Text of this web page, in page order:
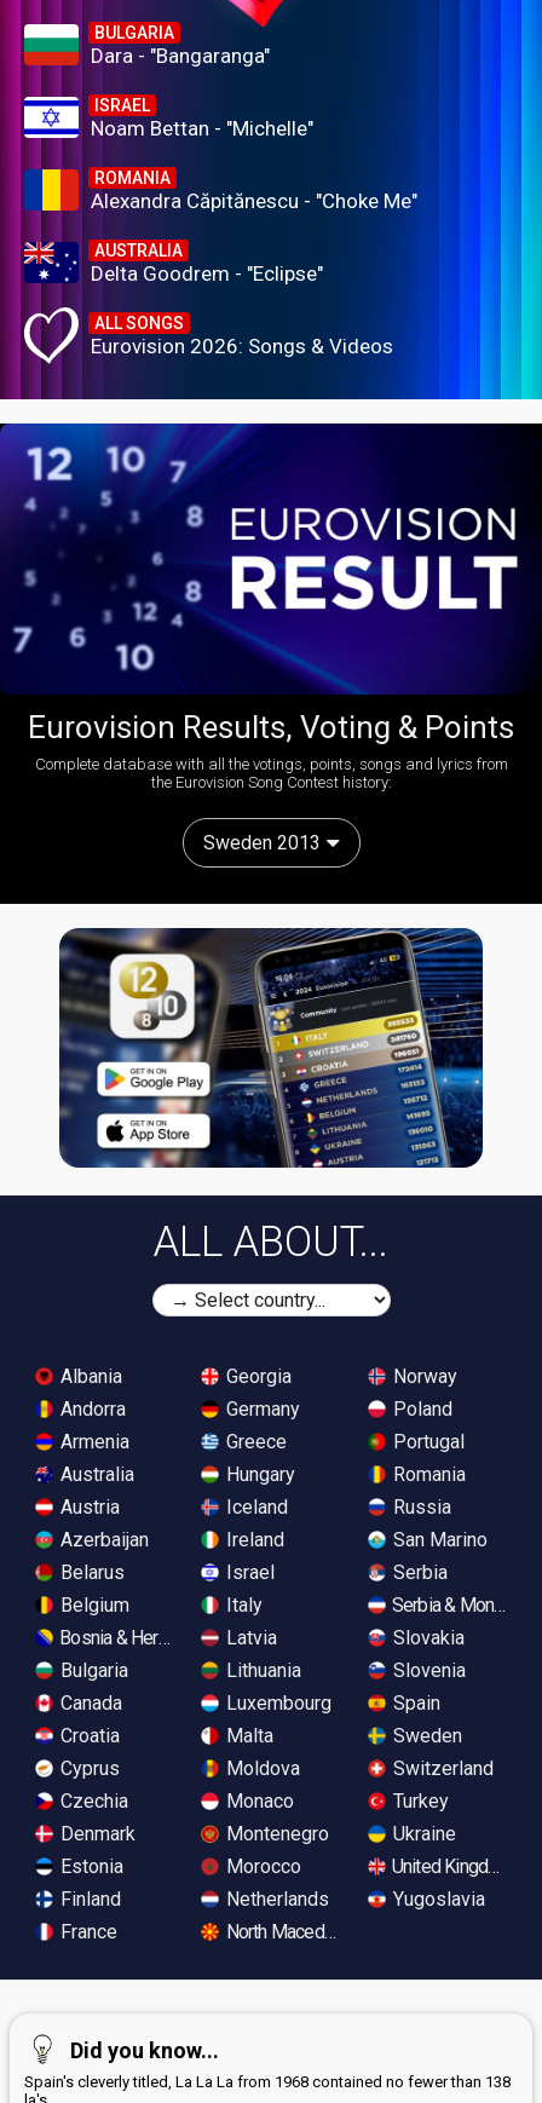
BULGARIA
Dara - "Bangaranga"
ISRAEL
Noam Bettan - "Michelle"
ROMANIA
Alexandra Căpitănescu - "Choke Me"
AUSTRALIA
Delta Goodrem - "Eclipse"
ALL SONGS
Eurovision 2026: Songs & Videos
Eurovision Results, Voting & Points
Complete database with all the votings, points, songs and lyrics from
the Eurovision Song Contest history:
Sweden 2013
ALL ABOUT...
Albania
Andorra
Armenia
Australia
Austria
Azerbaijan
Belarus
Belgium
Bosnia & Herzegovina
Bulgaria
Canada
Croatia
Cyprus
Czechia
Denmark
Estonia
Finland
France
Georgia
Germany
Greece
Hungary
Iceland
Ireland
Israel
Italy
Latvia
Lithuania
Luxembourg
Malta
Moldova
Monaco
Montenegro
Morocco
Netherlands
North Macedonia
Norway
Poland
Portugal
Romania
Russia
San Marino
Serbia
Serbia &
Slovakia
Slovenia
Spain
Sweden
Switzerland
Turkey
Ukraine
United Kingdom
Yugoslavia
Did you know...
Spain's cleverly titled, La La La from 1968 contained no fewer than 138